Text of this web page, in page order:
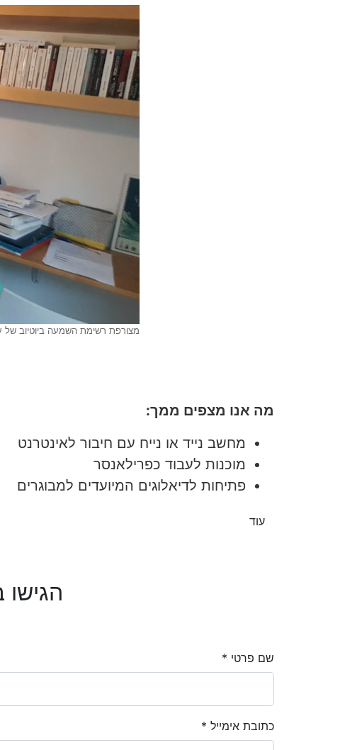
מצורפת רשימת השמעה ביוטיוב של
מה אנו מצפים ממך:
מחשב נייד או נייח עם חיבור לאינטרנט
מוכנות לעבוד כפרילאנסר
פתיחות לדיאלוגים המיועדים למבוגרים
עוד
שם פרטי *
כתובת אימייל *